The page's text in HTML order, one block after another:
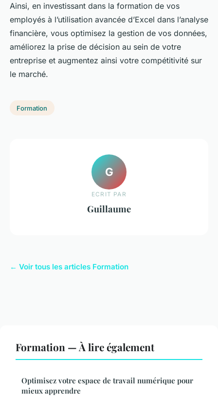
Ainsi, en investissant dans la formation de vos
employés à l’utilisation avancée d’Excel dans l’analyse
financière, vous optimisez la gestion de vos données,
améliorez la prise de décision au sein de votre
entreprise et augmentez ainsi votre compétitivité sur
le marché.
Formation
G
ECRIT PAR
Guillaume
← Voir tous les articles Formation
Formation — À lire également
Optimisez votre espace de travail numérique pour
mieux apprendre